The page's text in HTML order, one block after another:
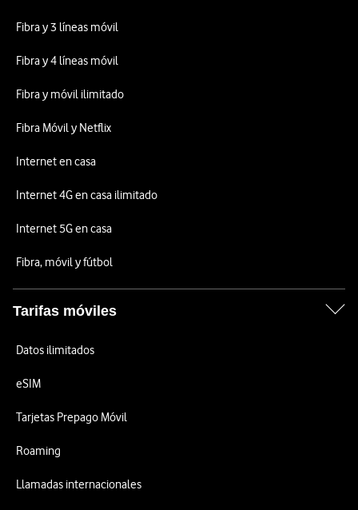
Fibra y 3 líneas móvil
Fibra y 4 líneas móvil
Fibra y móvil ilimitado
Fibra Móvil y Netflix
Internet en casa
Internet 4G en casa ilimitado
Internet 5G en casa
Fibra, móvil y fútbol
Tarifas móviles
Datos ilimitados
eSIM
Tarjetas Prepago Móvil
Roaming
Llamadas internacionales